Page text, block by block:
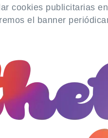
cookies publicitarias
el banner